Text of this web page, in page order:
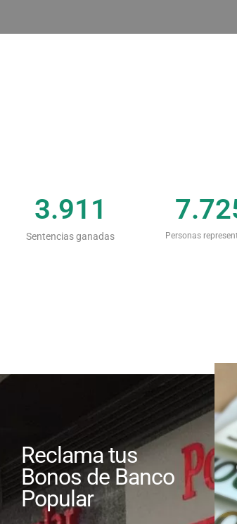
Sentencias ganadas
3.911
Personas
Reclama tus
Bonos de Banco
Popular